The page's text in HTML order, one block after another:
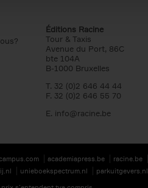
Éditions Racine
Tour & Taxis
Avenue du Port, 86C
bte 104A
B-1000 Bruxelles
T. 32 (0)2 646 44 44
F. 32 (0)2 646 55 70
E. info@racine.be
academiapress.be racine.be
unieboekspectrum.nl
parkuitgevers.nl